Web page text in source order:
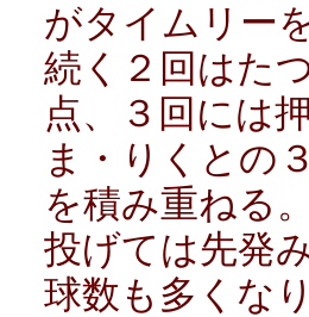
がタイムリー
続く２回はた
点、３回には
ま・りくとの
を積み重ねる。
投げては先発
球数も多くな